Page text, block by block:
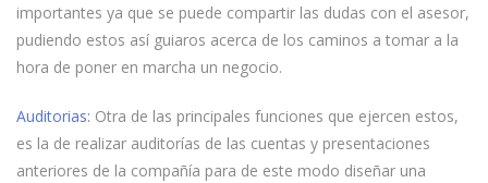
importantes ya que se puede compartir las dudas con el asesor,
pudiendo estos así guiaros acerca de los caminos a tomar a la
hora de poner en marcha un negocio.
Auditorias: Otra de las principales funciones que ejercen estos,
es la de realizar auditorías de las cuentas y presentaciones
anteriores de la compañía para de este modo diseñar una